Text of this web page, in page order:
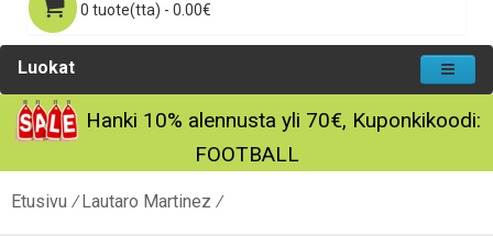
0 tuote(tta) - 0.00€
Luokat
Hanki 10% alennusta yli 70€, Kuponkikoodi:
FOOTBALL
Etusivu Lautaro Martinez